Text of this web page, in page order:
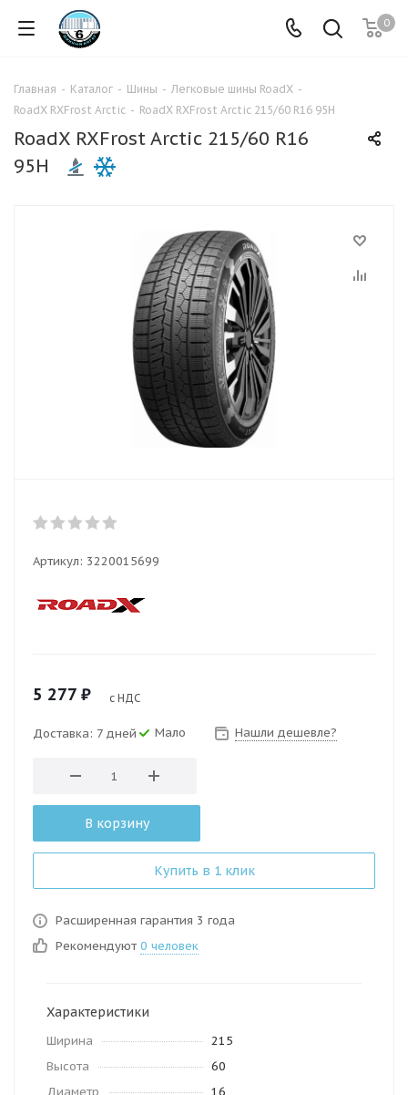
0
Главная - Каталог - Шины - Легковые шины RoadX -
RoadX RXFrost Arctic - RoadX RXFrost Arctic 215/60 R16 95H
RoadX RXFrost Arctic 215/60 R16
95H
Артикул: 3220015699
5 277 ₽ с НДС
Доставка: 7 дней Мало Нашли дешевле?
В корзину
Купить в 1 клик
Расширенная гарантия 3 года
Рекомендуют 0 человек
Характеристики
Ширина
215
Высота
60
Диаметр
16